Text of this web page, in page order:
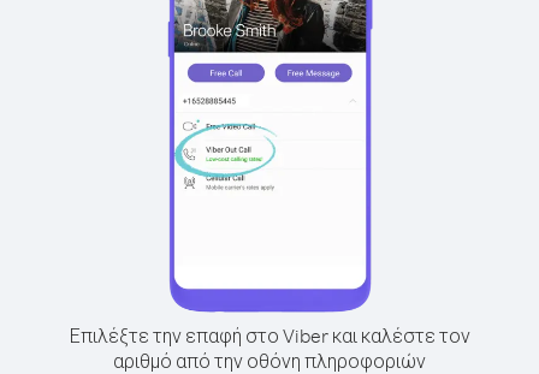
Επιλέξτε την επαφή στο Viber και καλέστε τον
αριθμό από την οθόνη πληροφοριών